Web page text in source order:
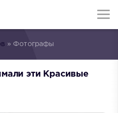
» Фотографы
эти Красивые